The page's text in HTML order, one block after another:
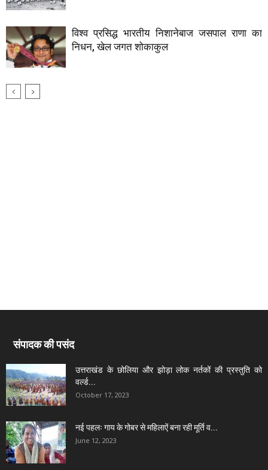
विश्व प्रसिद्ध भारतीय निशानेबाज जसपाल राणा का
निधन, खेल जगत शोकाकुल
संपादक की पसंद
उत्तराखंड के छोलिया और झोड़ा लोक नर्तकों की प्रस्तुति को
वर्ल्ड...
October 17, 2023
नई पहलः गाय के गोबर से महिलाऐं बना रही मूर्ति व...
June 12, 2023